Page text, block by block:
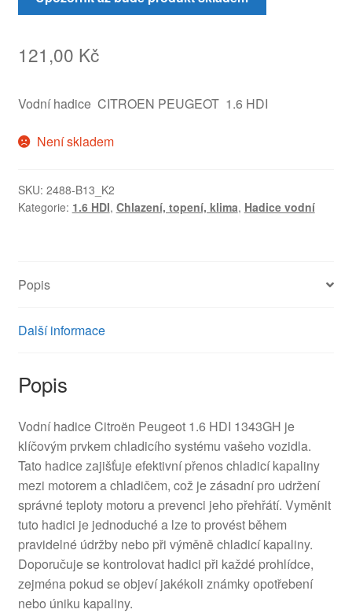
121,00 Kč
Vodní hadice CITROEN PEUGEOT 1.6 HDI
Není skladem
SKU: 2488-B13_K2
Kategorie: 1.6 HDI, Chlazení, topení, klima, Hadice vodní
Popis
Další informace
Popis
Vodní hadice Citroën Peugeot 1.6 HDI 1343GH je
klíčovým prvkem chladicího systému vašeho vozidla.
Tato hadice zajišťuje efektivní přenos chladicí kapaliny
mezi motorem a chladičem, což je zásadní pro udržení
správné teploty motoru a prevenci jeho přehřátí. Vyměnit
tuto hadici je jednoduché a lze to provést během
pravidelné údržby nebo při výměně chladicí kapaliny.
Doporučuje se kontrolovat hadici při každé prohlídce,
zejména pokud se objeví jakékoli známky opotřebení
nebo úniku kapaliny.